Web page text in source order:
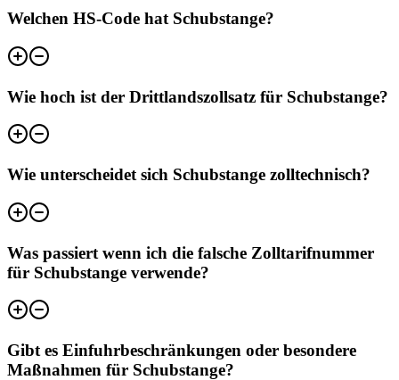
Welchen HS-Code hat Schubstange?
Wie hoch ist der Drittlandszollsatz für Schubstange?
Wie unterscheidet sich Schubstange zolltechnisch?
Was passiert wenn ich die falsche Zolltarifnummer
für Schubstange verwende?
Gibt es Einfuhrbeschränkungen oder besondere
Maßnahmen für Schubstange?